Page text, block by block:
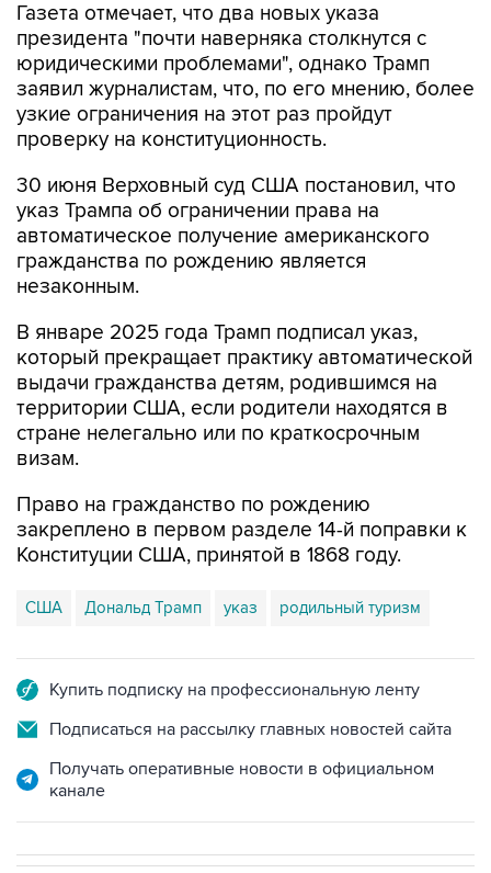
Газета отмечает, что два новых указа
президента "почти наверняка столкнутся с
юридическими проблемами", однако Трамп
заявил журналистам, что, по его мнению, более
узкие ограничения на этот раз пройдут
проверку на конституционность.
30 июня Верховный суд США постановил, что
указ Трампа об ограничении права на
автоматическое получение американского
гражданства по рождению является
незаконным.
В январе 2025 года Трамп подписал указ,
который прекращает практику автоматической
выдачи гражданства детям, родившимся на
территории США, если родители находятся в
стране нелегально или по краткосрочным
визам.
Право на гражданство по рождению
закреплено в первом разделе 14-й поправки к
Конституции США, принятой в 1868 году.
США Дональд Трамп указ родильный туризм
Купить подписку на профессиональную ленту
Подписаться на рассылку главных новостей сайта
Получать оперативные новости в официальном
канале